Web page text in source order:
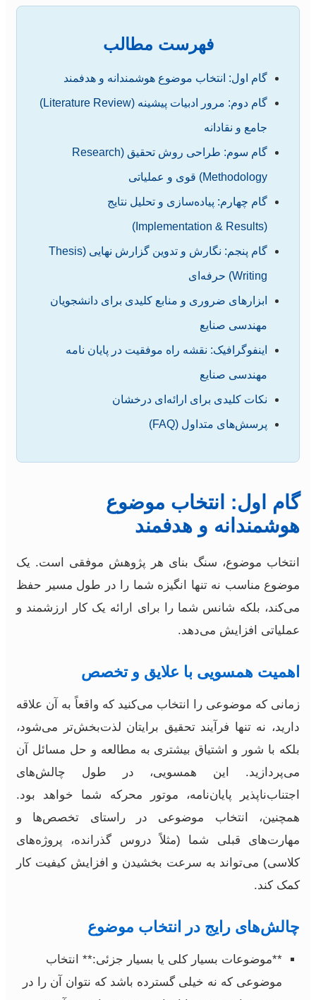
فهرست مطالب
گام اول: انتخاب موضوع هوشمندانه و هدفمند
گام دوم: مرور ادبیات پیشینه (Literature Review)
جامع و نقادانه
گام سوم: طراحی روش تحقیق (Research
Methodology) قوی و عملیاتی
گام چهارم: پیاده‌سازی و تحلیل نتایج
(Implementation & Results)
گام پنجم: نگارش و تدوین گزارش نهایی (Thesis
Writing) حرفه‌ای
ابزارهای ضروری و منابع کلیدی برای دانشجویان
مهندسی صنایع
اینفوگرافیک: نقشه راه موفقیت در پایان نامه
مهندسی صنایع
نکات کلیدی برای ارائه‌ای درخشان
پرسش‌های متداول (FAQ)
گام اول: انتخاب موضوع
هوشمندانه و هدفمند
انتخاب موضوع، سنگ بنای هر پژوهش موفقی است. یک
موضوع مناسب نه تنها انگیزه شما را در طول مسیر حفظ
می‌کند، بلکه شانس شما را برای ارائه یک کار ارزشمند و
عملیاتی افزایش می‌دهد.
اهمیت همسویی با علایق و تخصص
زمانی که موضوعی را انتخاب می‌کنید که واقعاً به آن علاقه
دارید، نه تنها فرآیند تحقیق برایتان لذت‌بخش‌تر می‌شود،
بلکه با شور و اشتیاق بیشتری به مطالعه و حل مسائل آن
می‌پردازید. این همسویی، در طول چالش‌های
اجتناب‌ناپذیر پایان‌نامه، موتور محرکه شما خواهد بود.
همچنین، انتخاب موضوعی در راستای تخصص‌ها و
مهارت‌های قبلی شما (مثلاً دروس گذرانده، پروژه‌های
کلاسی) می‌تواند به سرعت بخشیدن و افزایش کیفیت کار
کمک کند.
چالش‌های رایج در انتخاب موضوع
**موضوعات بسیار کلی یا بسیار جزئی:** انتخاب
موضوعی که نه خیلی گسترده باشد که نتوان آن را در